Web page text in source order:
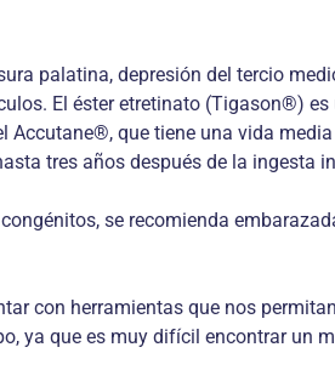
palatina, depresión del tercio
El éster etretinato (Tigason®)
que tiene una vida
tres años después de la ingesta
se recomienda
con herramientas que nos
ya que es muy difícil encontrar un